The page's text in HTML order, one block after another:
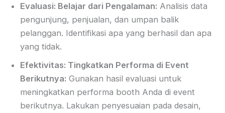
Evaluasi: Belajar dari Pengalaman: Analisis data
pengunjung, penjualan, dan umpan balik
pelanggan. Identifikasi apa yang berhasil dan apa
yang tidak.
Efektivitas: Tingkatkan Performa di Event
Berikutnya: Gunakan hasil evaluasi untuk
meningkatkan performa booth Anda di event
berikutnya. Lakukan penyesuaian pada desain,